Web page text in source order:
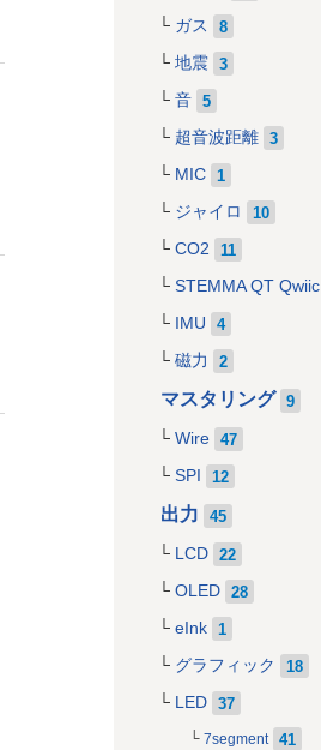
ガス 8
地震 3
音 5
超音波距離 3
MIC 1
ジャイロ 10
CO2 11
STEMMA QT Qwiic
IMU 4
磁力 2
マスタリング 9
Wire 47
SPI 12
出力 45
LCD 22
OLED 28
eInk 1
グラフィック 18
LED 37
7segment 41